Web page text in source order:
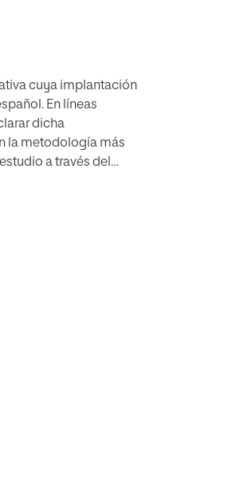
cuya implantación
En líneas
dicha
la metodología más
a través del
de los docentes
alcanzados
el bilingüismo por